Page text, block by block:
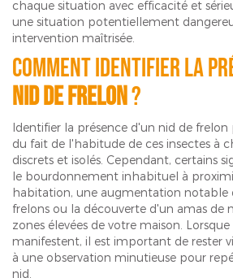
chaque situation avec efficacité et
une situation potentiellement
intervention maîtrisée.
Comment identifier la
nid de frelon?
Identifier la présence d'un nid de frelon
du fait de l'habitude de ces insectes à
discrets et isolés. Cependant, certains
le bourdonnement inhabituel à
habitation, une augmentation notable
frelons ou la découverte d'un amas de
zones élevées de votre maison. Lorsque
manifestent, il est important de rester
à une observation minutieuse pour
nid.